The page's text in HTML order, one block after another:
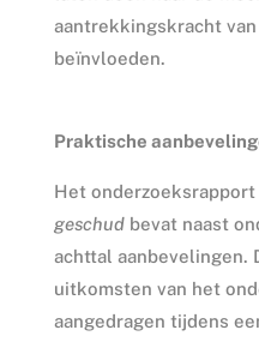
aantrekkingskracht
beïnvloeden.
Praktische
Het
geschudbevat naast
achttal aanbevelingen.
uitkomsten van het
aangedragen tijdens